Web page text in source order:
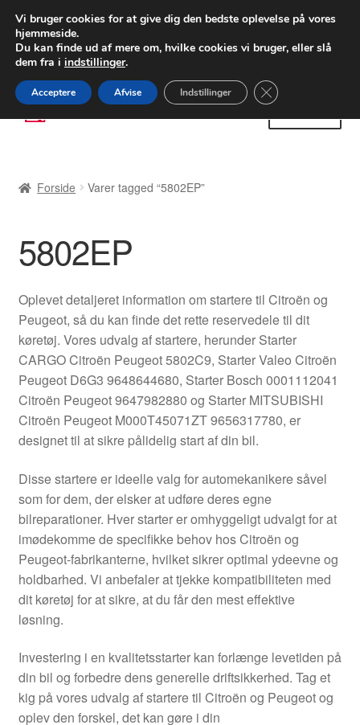
LEVERING fra 55 kr.
FEDEX verdensomspændende forsendelse
80 82 72 02
Spring
til
Spring
til
Betalinger
Kasse
Klageprocedure
Kontakte
Kurv
Min Konto
Om os
Privatlivspolitik
Vilkår og betingelser
Forside Varer tagged “5802EP”
5802EP
Oplevet detaljeret information om startere til Citroën og
Peugeot, så du kan finde det rette reservedele til dit
køretøj. Vores udvalg af startere, herunder Starter
CARGO Citroën Peugeot 5802C9, Starter Valeo Citroën
Peugeot D6G3 9648644680, Starter Bosch 0001112041
Citroën Peugeot 9647982880 og Starter MITSUBISHI
Citroën Peugeot M000T45071ZT 9656317780, er
designet til at sikre pålidelig start af din bil.
Disse startere er ideelle valg for automekanikere såvel
som for dem, der elsker at udføre deres egne
bilreparationer. Hver starter er omhyggeligt udvalgt for at
imødekomme de specifikke behov hos Citroën og
Peugeot-fabrikanterne, hvilket sikrer optimal ydeevne og
holdbarhed. Vi anbefaler at tjekke kompatibiliteten med
dit køretøj for at sikre, at du får den mest effektive
løsning.
Investering i en kvalitetsstarter kan forlænge levetiden på
din bil og forbedre dens generelle driftsikkerhed. Tag et
kig på vores udvalg af startere til Citroën og Peugeot og
oplev den forskel, det kan gøre i din
Vi bruger cookies for at give dig den bedste oplevelse på vores
hjemmeside.
Du kan finde ud af mere om, hvilke cookies vi bruger, eller slå
dem fra i indstillinger.
Acceptere Afvise Indstillinger Close GDPR